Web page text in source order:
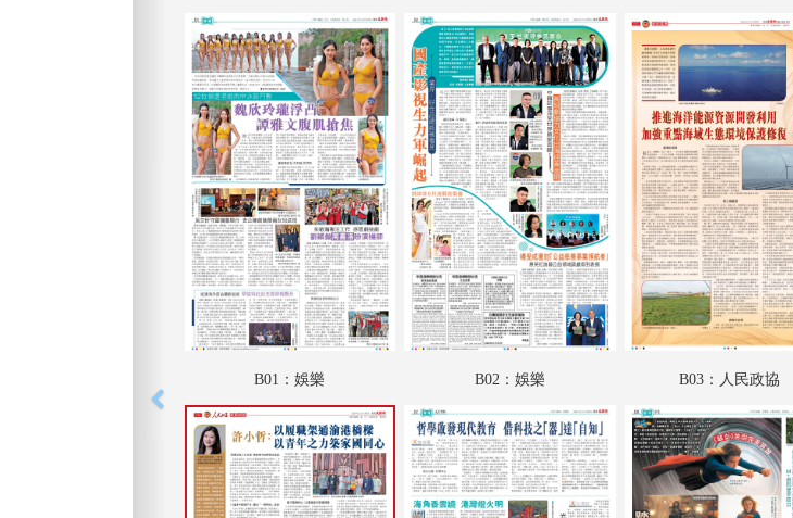
A18：內地
A19：國際
A20：國際
B01：娛樂
B02：娛樂
B03：人民政協
B04：人民政協
B05：人民政協
B07：文江學海
B08：星光
B01：娛樂 B02：娛樂 B03：人民政協